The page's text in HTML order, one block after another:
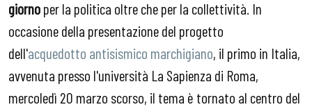
giornoper la politica oltre che per la collettività. In
occasione della presentazione del progetto
dell'acquedotto antisismico marchigiano, il primo in Italia,
avvenuta presso l'università La Sapienza di Roma,
mercoledì 20 marzo scorso, il tema è tornato al centro del